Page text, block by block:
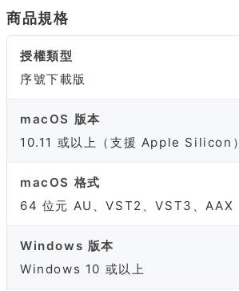
商品規格
授權類型
序號下載版
macOS 版本
10.11 或以上（支援 Apple Silicon）
macOS 格式
64 位元 AU、VST2、VST3、AAX
Windows 版本
Windows 10 或以上